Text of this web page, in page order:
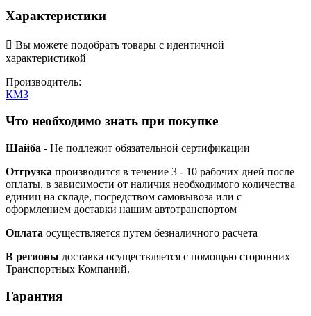
Характеристики
 Вы можете подобрать товары с идентичной
характеристикой
Производитель:
КМЗ
Что необходимо знать при покупке
Шайба - Не подлежит обязательной сертификации
Отгрузка производится в течение 3 - 10 рабочих дней после
оплаты, в зависимости от наличия необходимого количества
единиц на складе, посредством самовывоза или с
оформлением доставки нашим автотранспортом
Оплата осуществляется путем безналичного расчета
В регионы доставка осуществляется с помощью сторонних
Транспортных Компаний.
Гарантия